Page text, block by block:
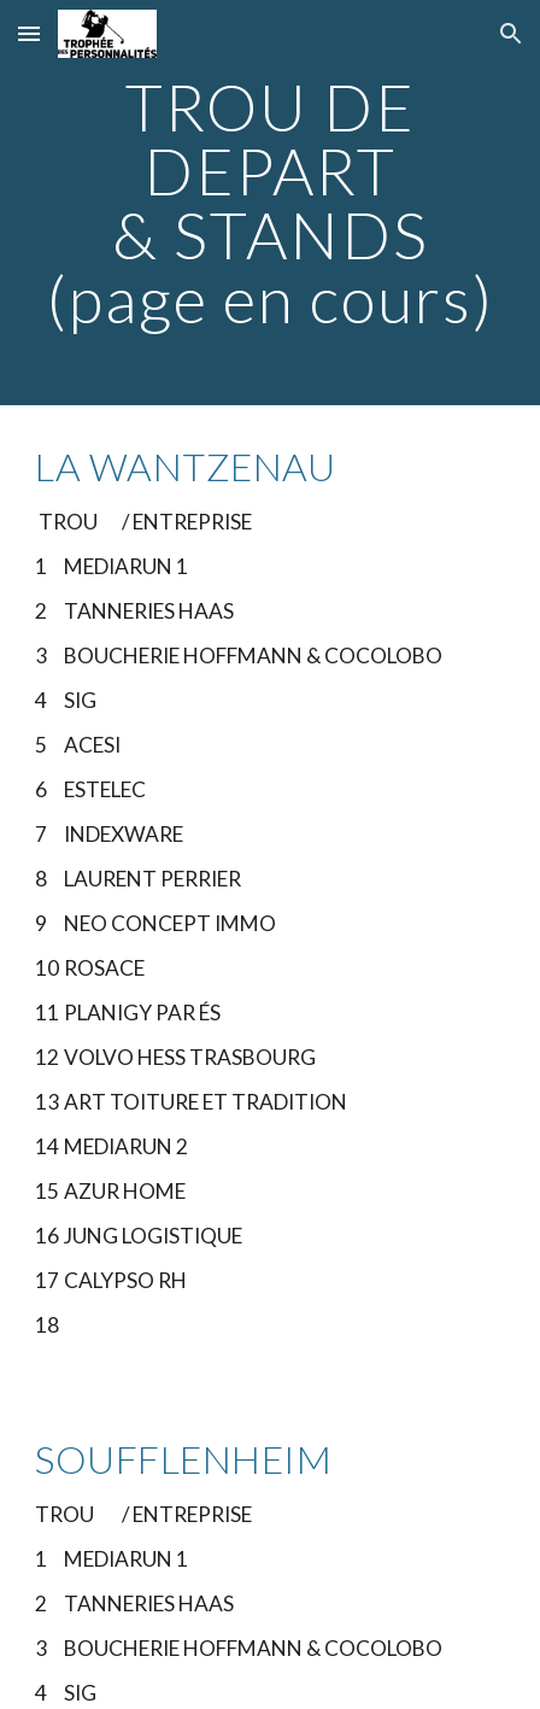
Skip to main content Skip to navigation
TROU DE
DEPART
& STANDS
(page en cours)
LA WANTZENAU
TROU
/ ENTREPRISE
1
MEDIARUN 1
2
TANNERIES HAAS
3
BOUCHERIE HOFFMANN & COCOLOBO
4
SIG
5
ACESI
6
ESTELEC
7
INDEXWARE
8
LAURENT PERRIER
9
NEO CONCEPT IMMO
10 ROSACE
11 PLANIGY PAR ÉS
12 VOLVO HESS TRASBOURG
13 ART TOITURE ET TRADITION
14 MEDIARUN 2
15 AZUR HOME
16 JUNG LOGISTIQUE
17 CALYPSO RH
18
SOUFFLENHEIM
TROU
/ ENTREPRISE
1
MEDIARUN 1
2
TANNERIES HAAS
3
BOUCHERIE HOFFMANN & COCOLOBO
4
SIG